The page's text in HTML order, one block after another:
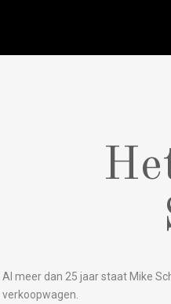
Al meer dan 25 jaar staat Mike
verkoopwagen.